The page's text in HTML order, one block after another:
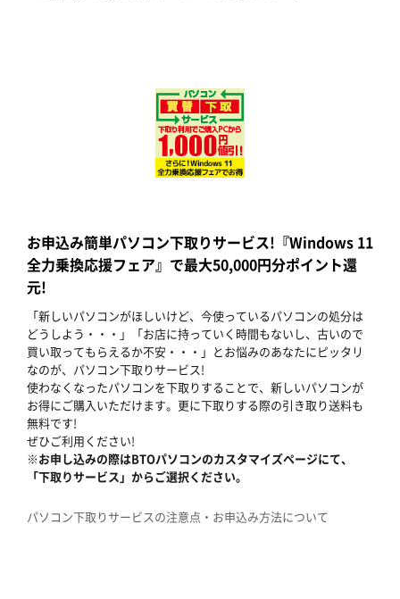
お申込み簡単パソコン下取りサービス!『Windows 11
全力乗換応援フェア』で最大50,000円分ポイント還
元!
「新しいパソコンがほしいけど、今使っているパソコンの処分は
どうしよう・・・」「お店に持っていく時間もないし、古いので
買い取ってもらえるか不安・・・」とお悩みのあなたにピッタリ
なのが、パソコン下取りサービス!
使わなくなったパソコンを下取りすることで、新しいパソコンが
お得にご購入いただけます。更に下取りする際の引き取り送料も
無料です!
ぜひご利用ください!
※お申し込みの際はBTOパソコンのカスタマイズページにて、
「下取りサービス」からご選択ください。
パソコン下取りサービスの注意点・お申込み方法について